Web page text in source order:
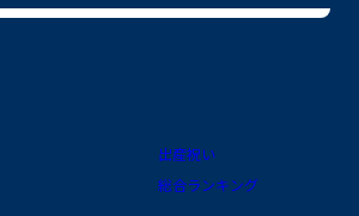
出産祝い
総合ランキング